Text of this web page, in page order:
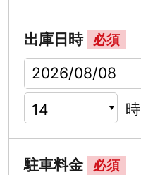
出庫日時 必須
時
駐車料金 必須